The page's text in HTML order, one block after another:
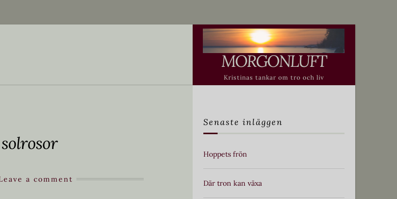
MORGONLUFT
Kristinas tankar om tro och liv
a comment
Senaste inläggen
Hoppets frön
Där tron kan växa